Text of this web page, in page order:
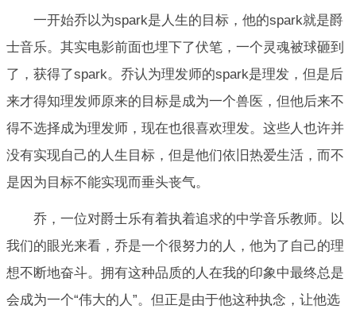
一开始乔以为spark是人生的目标，他的spark就是爵
士音乐。其实电影前面也埋下了伏笔，一个灵魂被球砸到
了，获得了spark。乔认为理发师的spark是理发，但是后
来才得知理发师原来的目标是成为一个兽医，但他后来不
得不选择成为理发师，现在也很喜欢理发。这些人也许并
没有实现自己的人生目标，但是他们依旧热爱生活，而不
是因为目标不能实现而垂头丧气。
乔，一位对爵士乐有着执着追求的中学音乐教师。以
我们的眼光来看，乔是一个很努力的人，他为了自己的理
想不断地奋斗。拥有这种品质的人在我的印象中最终总是
会成为一个“伟大的人”。但正是由于他这种执念，让他选